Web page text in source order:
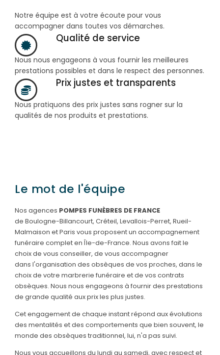
Notre équipe est à votre écoute pour vous
accompagner dans toutes vos démarches.
Qualité de service
Nous nous engageons à vous fournir les meilleures
prestations possibles et dans le respect des personnes.
Prix justes et transparents
Nous pratiquons des prix justes sans rogner sur la
qualités de nos produits et prestations.
Le mot de l'équipe
Nos agences POMPES FUNÈBRES DE FRANCE
de Boulogne-Billancourt, Créteil, Levallois-Perret, Rueil-
Malmaison etParis vous proposent un accompagnement
funéraire complet en Île-de-France. Nous avons fait le
choix de vous conseiller, de vous accompagner
dans l'organisation des obsèques de vos proches, dans le
choix de votre marbrerie funéraire et de vos contrats
obsèques. Nous nous engageons à fournir des prestations
de grande qualité aux prix les plus justes.
Cet engagement de chaque instant répond aux évolutions
des mentalités et des comportements que bien souvent, le
monde des obsèques traditionnel, lui, n'a pas suivi.
Nous vous accueillons du lundi au samedi, avec respect et